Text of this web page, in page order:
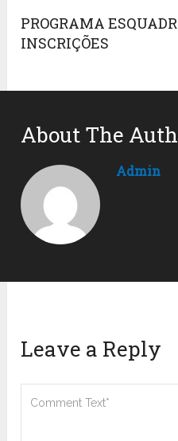
PROGRAMA
INSCRIÇÕES
About The
Admin
Leave a Reply